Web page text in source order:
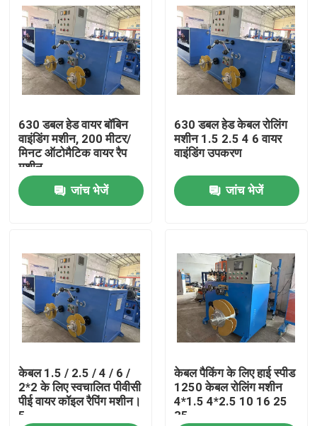
घर
उत्पाद
हमारे बारे में
कारखाने का दौरा
हमसे संपर्क करें
एक उद्धरण का अनुरोध करें
केबल एक्सट्रूडर मशीन
630 डबल हेड वायर बॉबिन
वाइंडिंग मशीन, 200 मीटर/
मिनट ऑटोमैटिक वायर रैप
मशीन
जांच भेजें
630 डबल हेड केबल रोलिंग
मशीन 1.5 2.5 4 6 वायर
वाइंडिंग उपकरण
जांच भेजें
केबल 1.5 / 2.5 / 4 / 6 /
2*2 के लिए स्वचालित पीवीसी
पीई वायर कॉइल रैपिंग मशीन।
5
केबल पैकिंग के लिए हाई स्पीड
1250 केबल रोलिंग मशीन
4*1.5 4*2.5 10 16 25
35